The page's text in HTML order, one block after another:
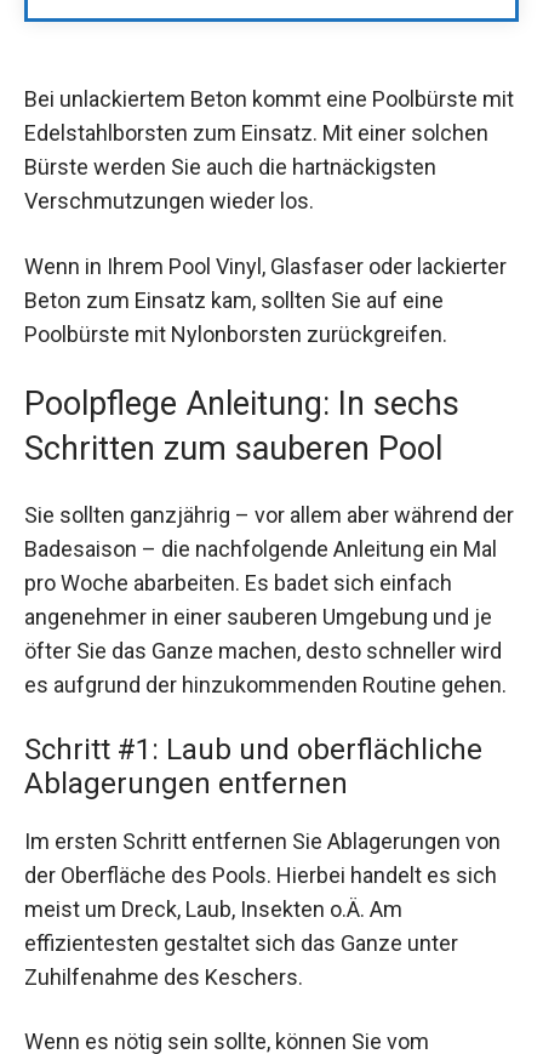
Bei unlackiertem Beton kommt eine Poolbürste mit
Edelstahlborsten zum Einsatz. Mit einer solchen
Bürste werden Sie auch die hartnäckigsten
Verschmutzungen wieder los.
Wenn in Ihrem Pool Vinyl, Glasfaser oder lackierter
Beton zum Einsatz kam, sollten Sie auf eine
Poolbürste mit Nylonborsten zurückgreifen.
Poolpflege Anleitung: In sechs
Schritten zum sauberen Pool
Sie sollten ganzjährig – vor allem aber während der
Badesaison – die nachfolgende Anleitung ein Mal
pro Woche abarbeiten. Es badet sich einfach
angenehmer in einer sauberen Umgebung und je
öfter Sie das Ganze machen, desto schneller wird
es aufgrund der hinzukommenden Routine gehen.
Schritt #1: Laub und oberflächliche
Ablagerungen entfernen
Im ersten Schritt entfernen Sie Ablagerungen von
der Oberfläche des Pools. Hierbei handelt es sich
meist um Dreck, Laub, Insekten o.Ä. Am
effizientesten gestaltet sich das Ganze unter
Zuhilfenahme des Keschers.
Wenn es nötig sein sollte, können Sie vom